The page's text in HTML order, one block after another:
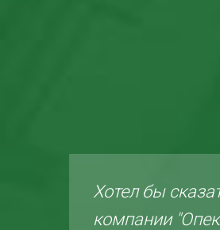
Хотел бы
компании